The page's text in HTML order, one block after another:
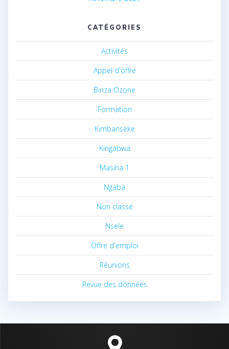
CATÉGORIES
Activités
Appel d'offre
Binza Ozone
Formation
Kimbanseke
Kingabwa
Masina 1
Ngaba
Non classé
Nsele
Offre d'emploi
Réunions
Revue des données